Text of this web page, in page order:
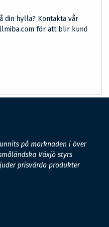
din hylla? Kontakta vår
för att blir kund
på marknaden i över
Växjö styrs
prisvärda produkter